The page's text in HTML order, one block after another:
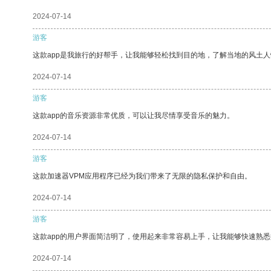
2024-07-14
游客
这款app是我旅行的好帮手，让我能够轻松找到目的地，了解当地的风土人
2024-07-14
游客
这款app的音乐资源非常优质，可以让我尽情享受音乐的魅力。
2024-07-14
游客
这款加速器VPM应用程序已经为我们带来了无限的隐私保护和自由。
2024-07-14
游客
这款app的用户界面简洁明了，使用起来非常容易上手，让我能够快速熟悉
2024-07-14